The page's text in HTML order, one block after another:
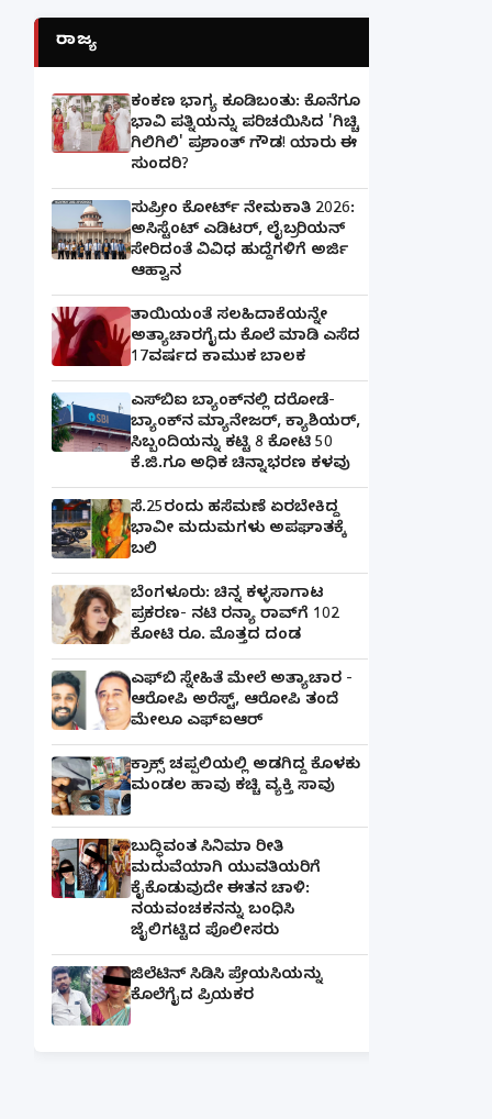
ರಾಜ್ಯ
ಕಂಕಣ ಭಾಗ್ಯ ಕೂಡಿಬಂತು: ಕೊನೆಗೂ
ಭಾವಿ ಪತ್ನಿಯನ್ನು ಪರಿಚಯಿಸಿದ 'ಗಿಚ್ಚಿ
ಗಿಲಿಗಿಲಿ' ಪ್ರಶಾಂತ್ ಗೌಡ! ಯಾರು ಈ
ಸುಂದರಿ?
ಸುಪ್ರೀಂ ಕೋರ್ಟ್ ನೇಮಕಾತಿ 2026:
ಅಸಿಸ್ಟೆಂಟ್ ಎಡಿಟರ್, ಲೈಬ್ರರಿಯನ್
ಸೇರಿದಂತೆ ವಿವಿಧ ಹುದ್ದೆಗಳಿಗೆ ಅರ್ಜಿ
ಆಹ್ವಾನ
ತಾಯಿಯಂತೆ ಸಲಹಿದಾಕೆಯನ್ನೇ
ಅತ್ಯಾಚಾರಗೈದು ಕೊಲೆ ಮಾಡಿ ಎಸೆದ
17ವರ್ಷದ ಕಾಮುಕ ಬಾಲಕ
ಎಸ್‌ಬಿಐ ಬ್ಯಾಂಕ್‌ನಲ್ಲಿ‌ ದರೋಡೆ-
ಬ್ಯಾಂಕ್​ನ ಮ್ಯಾನೇಜರ್‌, ಕ್ಯಾಶಿಯರ್‌,
ಸಿಬ್ಬಂದಿಯನ್ನು ಕಟ್ಟಿ 8 ಕೋಟಿ 50
ಕೆ.ಜಿ.ಗೂ ಅಧಿಕ ಚಿನ್ನಾಭರಣ ಕಳವು
ಸೆ.25ರಂದು ಹಸೆಮಣೆ ಏರಬೇಕಿದ್ದ
ಭಾವೀ ಮದುಮಗಳು ಅಪಘಾತಕ್ಕೆ
ಬಲಿ
ಬೆಂಗಳೂರು: ಚಿನ್ನ ಕಳ್ಳಸಾಗಾಟ
ಪ್ರಕರಣ- ನಟಿ ರನ್ಯಾ ರಾವ್‌ಗೆ 102
ಕೋಟಿ ರೂ. ಮೊತ್ತದ ದಂಡ
ಎಫ್‌ಬಿ ಸ್ನೇಹಿತೆ ಮೇಲೆ ಅತ್ಯಾಚಾರ -
ಆರೋಪಿ ಅರೆಸ್ಟ್, ಆರೋಪಿ ತಂದೆ
ಮೇಲೂ ಎಫ್ಐಆರ್
ಕ್ರಾಕ್ಸ್ ಚಪ್ಪಲಿಯಲ್ಲಿ ಅಡಗಿದ್ದ ಕೊಳಕು
ಮಂಡಲ ಹಾವು ಕಚ್ಚಿ ವ್ಯಕ್ತಿ ಸಾವು
ಬುದ್ಧಿವಂತ ಸಿನಿಮಾ ರೀತಿ
ಮದುವೆಯಾಗಿ ಯುವತಿಯರಿಗೆ
ಕೈಕೊಡುವುದೇ ಈತನ ಚಾಳಿ:
ನಯವಂಚಕನನ್ನು ಬಂಧಿಸಿ
ಜೈಲಿಗಟ್ಟಿದ ಪೊಲೀಸರು
ಜಿಲೆಟಿನ್ ಸಿಡಿಸಿ ಪ್ರೇಯಸಿಯನ್ನು
ಕೊಲೆಗೈದ ಪ್ರಿಯಕರ